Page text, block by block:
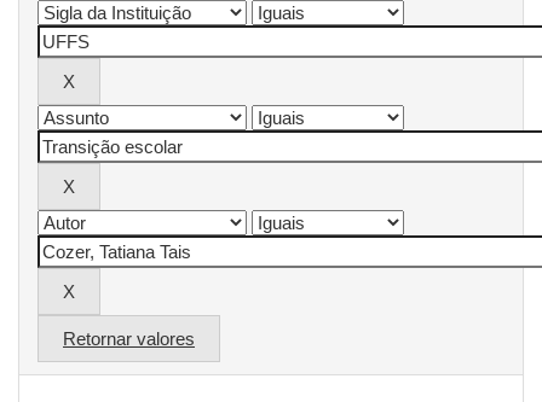
Retornar valores